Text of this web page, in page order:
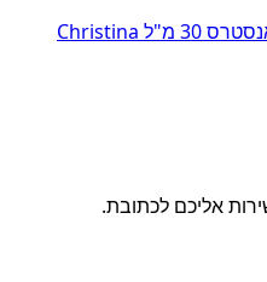
סרום משקם עיניים וצוואר אנסטרס 30 מ"ל Christina
אליכם לכתובת.